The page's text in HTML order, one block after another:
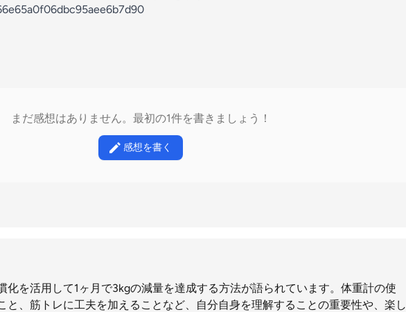
まだ感想はありません。最初の1件を書きましょう！
感想を書く
化を活用して1ヶ月で3kgの減量を達成する方法が語られています。体重計の使
と、筋トレに工夫を加えることなど、自分自身を理解することの重要性や、楽し